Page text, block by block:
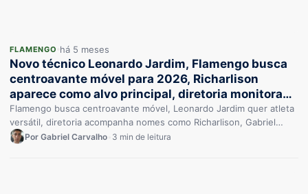
FLAMENGO há 5 meses
Novo técnico Leonardo Jardim, Flamengo busca
centroavante móvel para 2026, Richarlison
aparece como alvo principal, diretoria monitora
Gabriel Jesus, Taty Castellanos, Igor Jesus e Kaio
Jorge
Flamengo busca centroavante móvel, Leonardo Jardim quer atleta
versátil, diretoria acompanha nomes como Richarlison, Gabriel
Jesus, Taty Castellanos, Igor Jesus…
Por Gabriel Carvalho 3 min de leitura